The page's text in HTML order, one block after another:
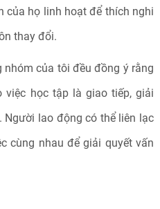
của họ linh hoạt để thích nghi
thay đổi.
nhóm của tôi đều đồng ý rằng
việc học tập là giao tiếp, giải
Người lao động có thể liên lạc
cùng nhau để giải quyết vấn